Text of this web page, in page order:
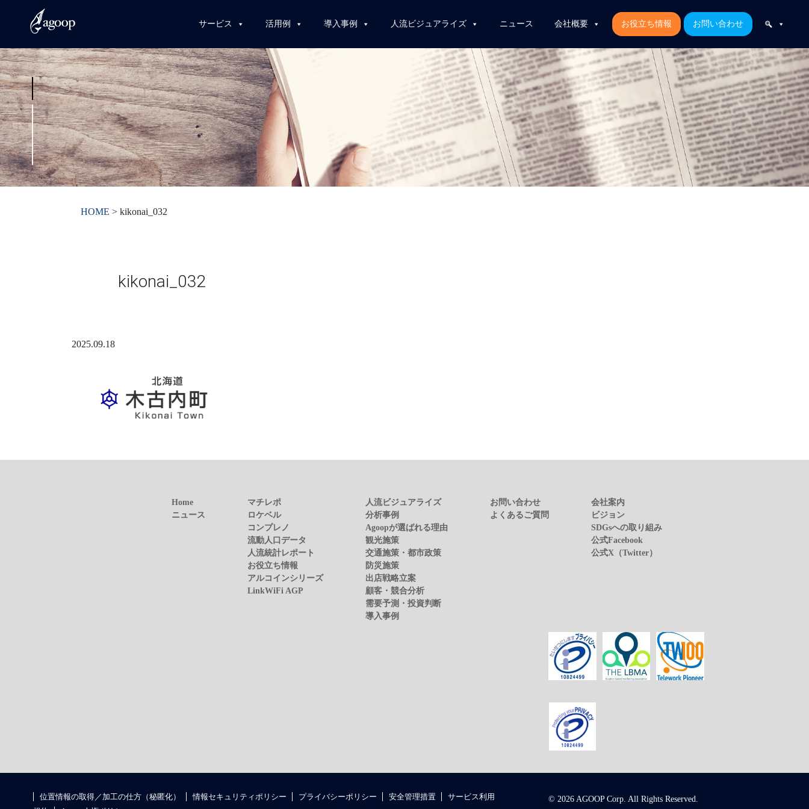
サービス 活用例 導入事例 人流ビジュアライズ ニュース 会社概要 お役立ち情報 お問い合わせ
HOME >kikonai_032
kikonai_032
2025.09.18
Home
ニュース
マチレポ
ロケベル
コンプレノ
流動人口データ
人流統計レポート
お役立ち情報
アルコインシリーズ
LinkWiFi AGP
人流ビジュアライズ
分析事例
Agoopが選ばれる理由
観光施策
交通施策・都市政策
防災施策
出店戦略立案
顧客・競合分析
需要予測・投資判断
導入事例
お問い合わせ
よくあるご質問
会社案内
ビジョン
SDGsへの取り組み
公式Facebook
公式X（Twitter）
位置情報の取得／加工の仕方（秘匿化） 情報セキュリティポリシー プライバシーポリシー 安全管理措置
サービス利用
© 2026 AGOOP Corp. All Rights Reserved.